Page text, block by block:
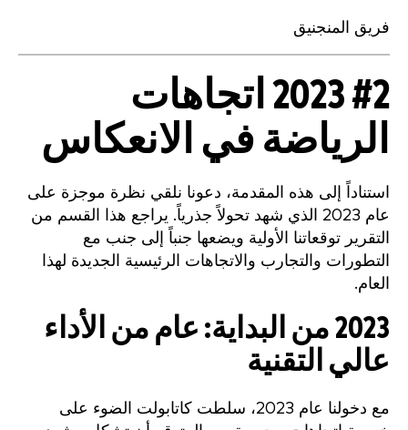
فريق المنجنيق
#2 2023 اتجاهات
الرياضة في الانعكاس
استناداً إلى هذه المقدمة، دعونا نلقي نظرة موجزة على
عام 2023 الذي شهد تحولاً جذرياً. يراجع هذا القسم من
التقرير توقعاتنا الأولية ويضعها جنباً إلى جنب مع
التطورات والتجارب والاتجاهات الرئيسية الجديدة لهذا
العام.
2023 من البداية: عام من الأداء
عالي التقنية
مع دخولنا عام 2023، سلطت كاتابولت الضوء على